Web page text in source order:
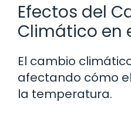
Efectos del
Climático en
El cambio
afectando cómo
la temperatura.